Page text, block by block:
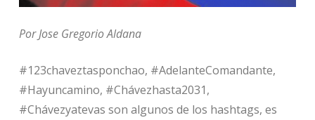
Por Jose Gregorio Aldana
#123chaveztasponchao, #AdelanteComandante,
#Hayuncamino, #Chávezhasta2031,
#Chávezyatevas son algunos de los hashtags, es